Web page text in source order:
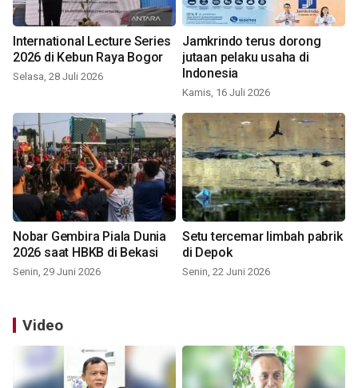
International Lecture Series
2026 di Kebun Raya Bogor
Selasa, 28 Juli 2026
Jamkrindo terus dorong
jutaan pelaku usaha di
Indonesia
Kamis, 16 Juli 2026
Nobar Gembira Piala Dunia
2026 saat HBKB di Bekasi
Senin, 29 Juni 2026
Setu tercemar limbah pabrik
di Depok
Senin, 22 Juni 2026
Video